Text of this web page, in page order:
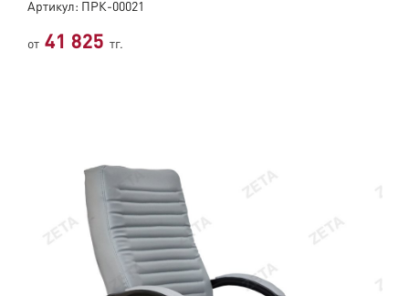
Артикул: ПРК-00021
от 41 825 тг.